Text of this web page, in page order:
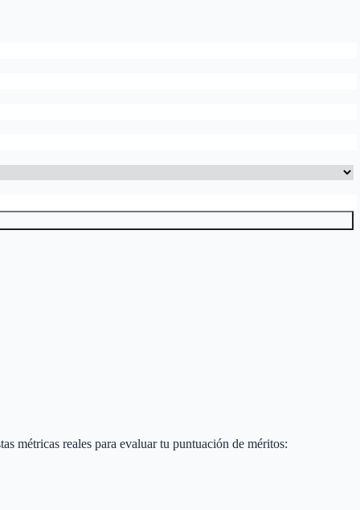
métricas reales para evaluar tu puntuación de méritos: